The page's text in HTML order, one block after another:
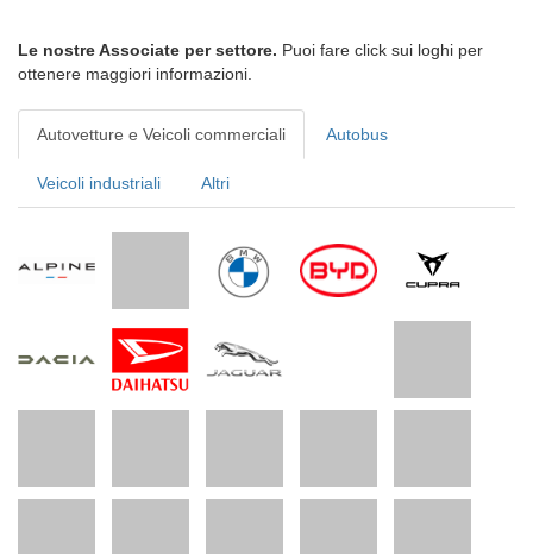
Le nostre Associate per settore. Puoi fare click sui loghi per
ottenere maggiori informazioni.
Autovetture e Veicoli commerciali Autobus
Veicoli industriali Altri